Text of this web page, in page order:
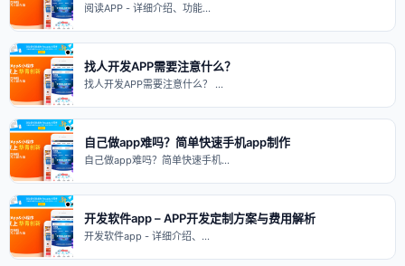
阅读APP - 详细介绍、功能…
找人开发APP需要注意什么？
找人开发APP需要注意什么？ …
自己做app难吗？简单快速手机app制作
自己做app难吗？简单快速手机…
开发软件app – APP开发定制方案与费用解析
开发软件app - 详细介绍、…